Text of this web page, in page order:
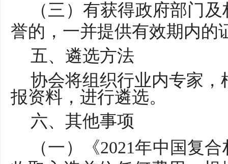
（三）有获得政府部门
誉的，一并提供有效期内的
五、遴选方法
协会将组织行业内专家
报资料，进行遴选。
六、其他事项
（一）《2021年中国复